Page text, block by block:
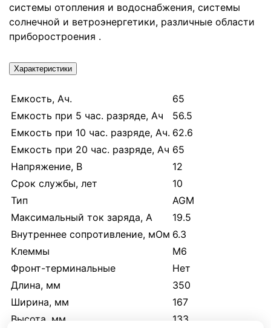
системы отопления и водоснабжения, системы
солнечной и ветроэнергетики, различные области
приборостроения .
Характеристики
Емкость, Ач.
65
Емкость при 5 час. разряде, Ач
56.5
Емкость при 10 час. разряде, Ач. 62.6
Емкость при 20 час. разряде, Ач 65
Напряжение, В
12
Срок службы, лет
10
Тип
AGM
Максимальный ток заряда, А
19.5
Внутреннее сопротивление, мОм 6.3
Клеммы
M6
Фронт-терминальные
Нет
Длина, мм
350
Ширина, мм
167
Высота, мм
133